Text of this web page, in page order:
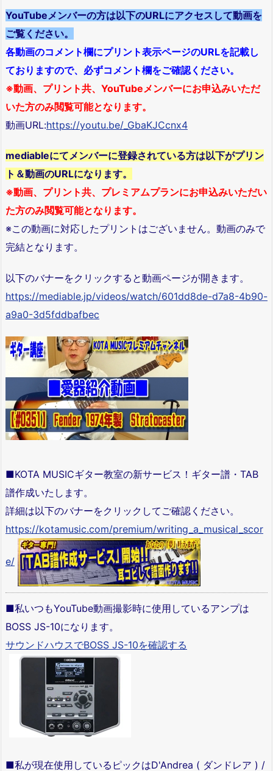
YouTubeメンバーの方は以下のURLにアクセスして動画を
ご覧ください。
各動画のコメント欄にプリント表示ページのURLを記載し
ておりますので、必ずコメント欄をご確認ください。
※動画、プリント共、YouTubeメンバーにお申込みいただ
いた方のみ閲覧可能となります。
動画URL:https://youtu.be/_GbaKJCcnx4
mediableにてメンバーに登録されている方は以下がプリン
ト＆動画のURLになります。
※動画、プリント共、プレミアムプランにお申込みいただい
た方のみ閲覧可能となります。
※この動画に対応したプリントはございません。動画のみで
完結となります。
以下のバナーをクリックすると動画ページが開きます。
https://mediable.jp/videos/watch/601dd8de-d7a8-4b90-
a9a0-3d5fddbafbec
■KOTA MUSICギター教室の新サービス！ギター譜・TAB
譜作成いたします。
詳細は以下のバナーをクリックしてご確認ください。
https://kotamusic.com/premium/writing_a_musical_scor
e/
■私いつもYouTube動画撮影時に使用しているアンプは
BOSS JS-10になります。
サウンドハウスでBOSS JS-10を確認する
■私が現在使用しているピックはD'Andrea ( ダンドレア ) /